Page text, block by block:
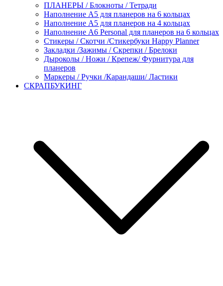
ПЛАНЕРЫ / Блокноты / Тетради
Наполнение А5 для планеров на 6 кольцах
Наполнение А5 для планеров на 4 кольцах
Наполнение А6 Personal для планеров на 6 кольцах
Стикеры / Скотчи /Стикербуки Happy Planner
Закладки /Зажимы / Скрепки / Брелоки
Дыроколы / Ножи / Крепеж/ Фурнитура для
планеров
Маркеры / Ручки /Карандаши/ Ластики
СКРАПБУКИНГ